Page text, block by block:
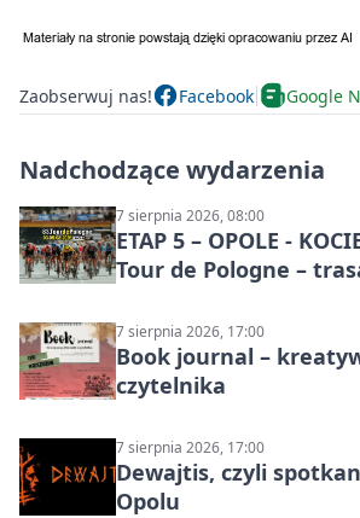
Zaobserwuj nas! Facebook Google
Nadchodzące wydarzenia
7 sierpnia 2026, 08:00
ETAP 5 – OPOLE -
Tour de Pologne –
7 sierpnia 2026, 17:00
Book journal –
czytelnika
7 sierpnia 2026, 17:00
Dewajtis, czyli
Opolu